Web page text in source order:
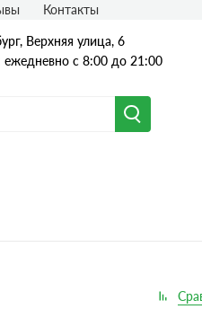
Верхняя улица, 6
с 8:00 до 21:00
Контакты